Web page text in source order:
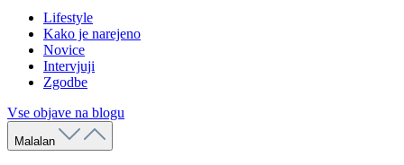
Lifestyle
Kako je narejeno
Novice
Intervjuji
Zgodbe
Vse objave na blogu
Malalan